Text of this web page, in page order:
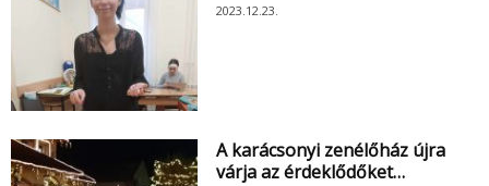
2023.12.23.
A karácsonyi zenélőház újra
várja az érdeklődőket…